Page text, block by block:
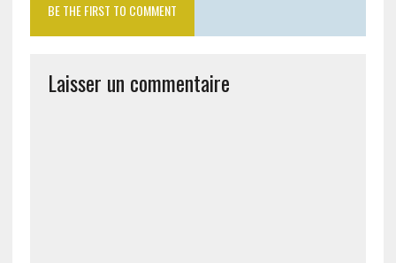
BE THE FIRST TO COMMENT
Laisser un commentaire